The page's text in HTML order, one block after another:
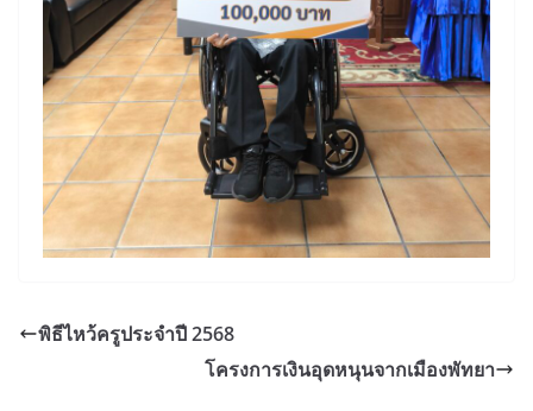
พิธีไหว้ครูประจำปี 2568
โครงการเงินอุดหนุนจากเมืองพัทยา